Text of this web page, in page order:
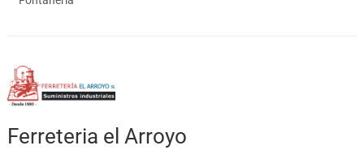
Ferreteria el Arroyo